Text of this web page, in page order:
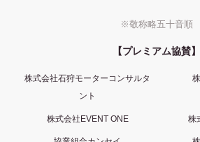
※敬称略五十音順
【プレミアム協賛】
株式会社石狩モーターコンサルタ
ント
株式会社EVENT ONE 株